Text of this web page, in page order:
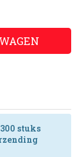
stuks